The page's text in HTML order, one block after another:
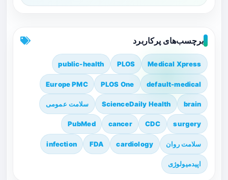
برچسب‌های پرکاربرد
Medical Xpress
PLOS
public-health
default-medical
PLOS One
Europe PMC
brain
ScienceDaily Health سلامت عمومی
surgery
CDC
cancer
PubMed
سلامت روان cardiology
FDA
infection
اپیدمیولوژی